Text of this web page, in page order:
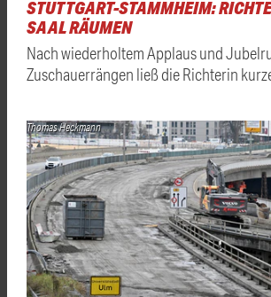
STUTTGART-STAMMHEIM:
SAAL RÄUMEN
Nach wiederholtem Applaus und
Zuschauerrängen ließ die Richterin
Thomas Heckmann